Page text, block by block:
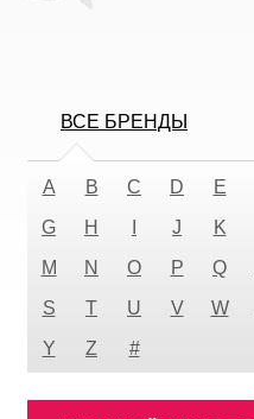
ВСЕ БРЕНДЫ
A B C D E
G
H J K
M
N O P Q
S
T U V W
Y
Z #